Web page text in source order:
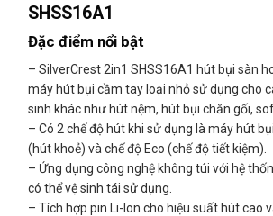
SHSS16A1
Đặc điểm nổi bật
– SilverCrest 2in1 SHSS16A1 hút bụi sàn
máy hút bụi cầm tay loại nhỏ sử dụng cho
sinh khác như hút nệm, hút bụi chăn gối,
– Có 2 chế độ hút khi sử dụng là máy hút
(hút khoẻ) và chế độ Eco (chế độ tiết kiệm).
– Ứng dụng công nghệ không túi với hệ
có thể vệ sinh tái sử dụng.
– Tích hợp pin Li-Ion cho hiệu suất hút cao